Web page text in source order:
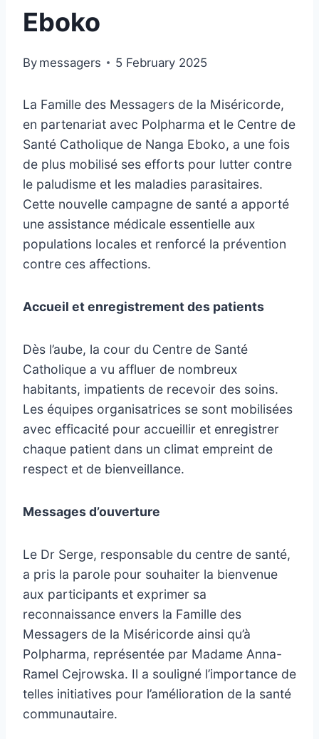
Eboko
By messagers 5 February 2025
La Famille des Messagers de la Miséricorde,
en partenariat avec Polpharma et le Centre de
Santé Catholique de Nanga Eboko, a une fois
de plus mobilisé ses efforts pour lutter contre
le paludisme et les maladies parasitaires.
Cette nouvelle campagne de santé a apporté
une assistance médicale essentielle aux
populations locales et renforcé la prévention
contre ces affections.
Accueil et enregistrement des patients
Dès l’aube, la cour du Centre de Santé
Catholique a vu affluer de nombreux
habitants, impatients de recevoir des soins.
Les équipes organisatrices se sont mobilisées
avec efficacité pour accueillir et enregistrer
chaque patient dans un climat empreint de
respect et de bienveillance.
Messages d’ouverture
Le Dr Serge, responsable du centre de santé,
a pris la parole pour souhaiter la bienvenue
aux participants et exprimer sa
reconnaissance envers la Famille des
Messagers de la Miséricorde ainsi qu’à
Polpharma, représentée par Madame Anna-
Ramel Cejrowska. Il a souligné l’importance de
telles initiatives pour l’amélioration de la santé
communautaire.